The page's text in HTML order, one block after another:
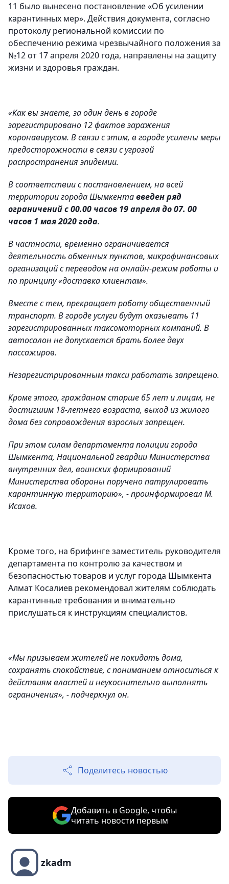
11 было вынесено постановление «Об усилении
карантинных мер». Действия документа, согласно
протоколу региональной комиссии по
обеспечению режима чрезвычайного положения за
№12 от 17 апреля 2020 года, направлены на защиту
жизни и здоровья граждан.
«Как вы знаете, за один день в городе
зарегистрировано 12 фактов заражения
коронавирусом. В связи с этим, в городе усилены меры
предосторожности в связи с угрозой
распространения эпидемии.
В соответствии с постановлением, на всей
территории города Шымкентавведен ряд
ограничений с 00.00 часов 19 апреля до 07. 00
часов 1 мая 2020 года.
В частности, временно ограничивается
деятельность обменных пунктов, микрофинансовых
организаций с переводом на онлайн-режим работы и
по принципу «доставка клиентам».
Вместе с тем, прекращает работу общественный
транспорт. В городе услуги будут оказывать 11
зарегистрированных таксомоторных компаний. В
автосалон не допускается брать более двух
пассажиров.
Незарегистрированным такси работать запрещено.
Кроме этого, гражданам старше 65 лет и лицам, не
достигшим 18-летнего возраста, выход из жилого
дома без сопровождения взрослых запрещен.
При этом силам департамента полиции города
Шымкента, Национальной гвардии Министерства
внутренних дел, воинских формирований
Министерства обороны поручено патрулировать
карантинную территорию», - проинформировал М.
Исахов.
Кроме того, на брифинге заместитель руководителя
департамента по контролю за качеством и
безопасностью товаров и услуг города Шымкента
Алмат Косалиев рекомендовал жителям соблюдать
карантинные требования и внимательно
прислушаться к инструкциям специалистов.
«Мы призываем жителей не покидать дома,
сохранять спокойствие, с пониманием относиться к
действиям властей и неукоснительно выполнять
ограничения», - подчеркнул он.
Поделитесь новостью
Добавить в Google, чтобы
читать новости первым
zkadm